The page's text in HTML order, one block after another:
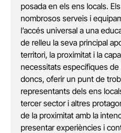
posada en els ens locals.
nombrosos serveis i
l’accés universal a una
de relleu la seva principal
territori, la proximitat i la
necessitats específiques de
doncs, oferir un punt de
representants dels ens
tercer sector i altres
de la proximitat amb la
presentar experiències i